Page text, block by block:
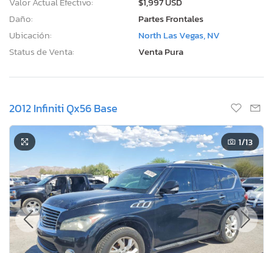
Daño:
Partes Frontales
Ubicación:
North Las Vegas, NV
Status de Venta:
Venta Pura
2012 Infiniti Qx56 Base
1/13